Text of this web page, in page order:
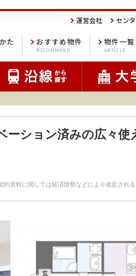
セン
運営会社
物件一覧
ARTICLE
おすすめ物件
RECOMMEND
た
ション済みの広々使
約賃料に関しては経済情勢などにより改定される